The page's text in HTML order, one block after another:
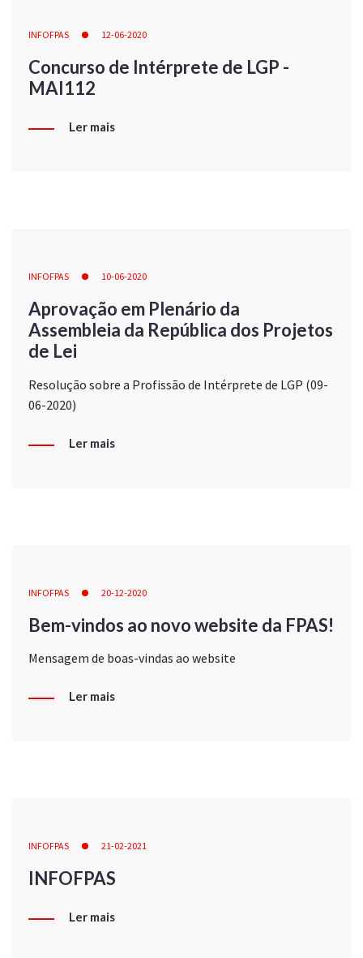
INFOFPAS 12-06-2020
Concurso de Intérprete de LGP -
MAI112
Ler mais
INFOFPAS 10-06-2020
Aprovação em Plenário da
Assembleia da República dos Projetos
de Lei
Resolução sobre a Profissão de Intérprete de LGP (09-
06-2020)
Ler mais
INFOFPAS 20-12-2020
Bem-vindos ao novo website da FPAS!
Mensagem de boas-vindas ao website
Ler mais
INFOFPAS 21-02-2021
INFOFPAS
Ler mais